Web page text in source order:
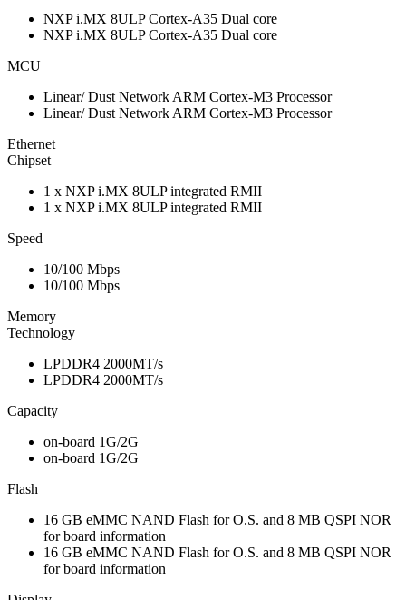
NXP i.MX 8ULP Cortex-A35 Dual core
NXP i.MX 8ULP Cortex-A35 Dual core
MCU
Linear/ Dust Network ARM Cortex-M3 Processor
Linear/ Dust Network ARM Cortex-M3 Processor
Ethernet
Chipset
1 x NXP i.MX 8ULP integrated RMII
1 x NXP i.MX 8ULP integrated RMII
Speed
10/100 Mbps
10/100 Mbps
Memory
Technology
LPDDR4 2000MT/s
LPDDR4 2000MT/s
Capacity
on-board 1G/2G
on-board 1G/2G
Flash
16 GB eMMC NAND Flash for O.S. and 8 MB QSPI NOR
for board information
16 GB eMMC NAND Flash for O.S. and 8 MB QSPI NOR
for board information